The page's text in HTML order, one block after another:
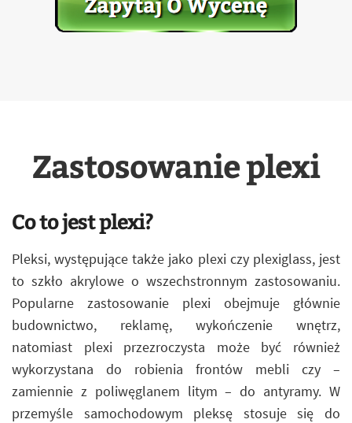
Zastosowanie plexi
Co to jest plexi?
Pleksi, występujące także jako plexi czy plexiglass, jest
to szkło akrylowe o wszechstronnym zastosowaniu.
Popularne zastosowanie plexi obejmuje głównie
budownictwo, reklamę, wykończenie wnętrz,
natomiast plexi przezroczysta może być również
wykorzystana do robienia frontów mebli czy –
zamiennie z poliwęglanem litym – do antyramy. W
przemyśle samochodowym pleksę stosuje się do